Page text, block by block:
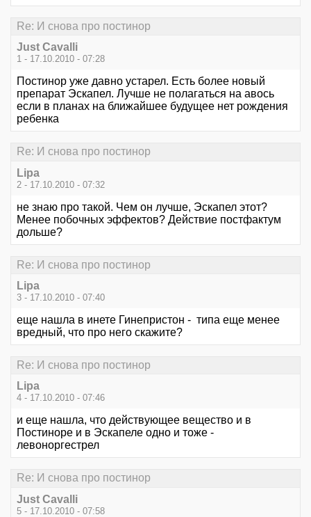
Re: И снова про постинор
Just Cavalli
1 - 17.10.2010 - 07:28
Постинор уже давно устарел. Есть более новый
препарат Эскапел. Лучше не полагаться на авось
если в планах на ближайшее будущее нет рождения
ребенка
Re: И снова про постинор
Lipa
2 - 17.10.2010 - 07:32
не знаю про такой. Чем он лучше, Эскапел этот?
Менее побочных эффектов? Действие постфактум
дольше?
Re: И снова про постинор
Lipa
3 - 17.10.2010 - 07:40
еще нашла в инете Гинепристон - типа еще менее
вредный, что про него скажите?
Re: И снова про постинор
Lipa
4 - 17.10.2010 - 07:46
и еще нашла, что действующее вещество и в
Постиноре и в Эскапеле одно и тоже -
левоноргестрел
Re: И снова про постинор
Just Cavalli
5 - 17.10.2010 - 07:58